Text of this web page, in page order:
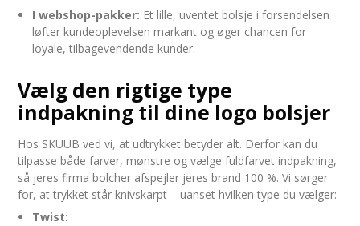
I webshop-pakker: Et lille, uventet bolsje i forsendelsen
løfter kundeoplevelsen markant og øger chancen for
loyale, tilbagevendende kunder.
Vælg den rigtige type
indpakning til dine logo bolsjer
Hos SKUUB ved vi, at udtrykket betyder alt. Derfor kan du
tilpasse både farver, mønstre og vælge fuldfarvet indpakning,
så jeres firma bolcher afspejler jeres brand 100 %. Vi sørger
for, at trykket står knivskarpt – uanset hvilken type du vælger:
Twist: